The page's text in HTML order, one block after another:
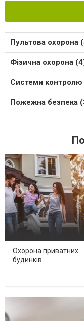
Пультова охорона
Фізична охорона
Системи контролю
Пожежна безпека
Охорона приватних
будинків